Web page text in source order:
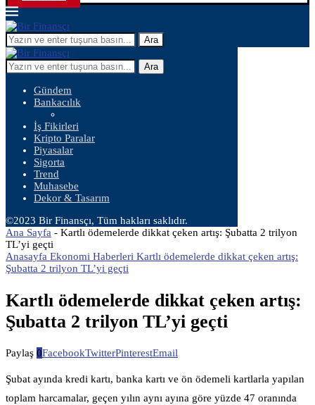
Ara
Ara
Gündem
Bankacılık
İş Fikirleri
Kripto Paralar
Piyasalar
Sigorta
Trend
Muhasebe
Dekor & Tasarım
©2023 Bir Finansçı, Tüm hakları saklıdır.
Ana Sayfa - Kartlı ödemelerde dikkat çeken artış: Şubatta 2 trilyon
TL’yi geçti
Anasayfa Ekonomi Haberleri Kartlı ödemelerde dikkat çeken artış:
Şubatta 2 trilyon TL’yi geçti
Kartlı ödemelerde dikkat çeken artış:
Şubatta 2 trilyon TL’yi geçti
Paylaş 0FacebookTwitterPinterestEmail
Şubat ayında kredi kartı, banka kartı ve ön ödemeli kartlarla yapılan
toplam harcamalar, geçen yılın aynı ayına göre yüzde 47 oranında